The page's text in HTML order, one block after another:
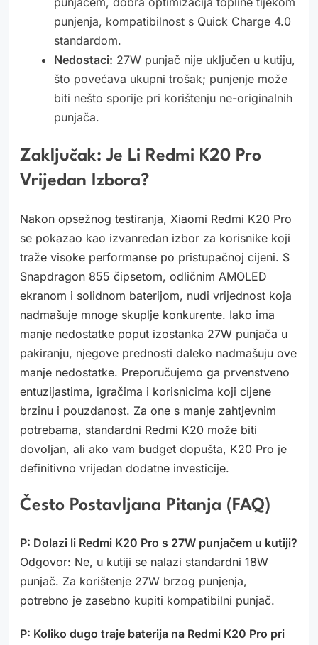
punjenja, kompatibilnost s Quick Charge 4.0
standardom.
Nedostaci: 27W punjač nije uključen u kutiju,
što povećava ukupni trošak; punjenje može
biti nešto sporije pri korištenju ne-originalnih
punjača.
Zaključak: Je Li Redmi K20 Pro
Vrijedan Izbora?
Nakon opsežnog testiranja, Xiaomi Redmi K20 Pro
se pokazao kao izvanredan izbor za korisnike koji
traže visoke performanse po pristupačnoj cijeni. S
Snapdragon 855 čipsetom, odličnim AMOLED
ekranom i solidnom baterijom, nudi vrijednost koja
nadmašuje mnoge skuplje konkurente. Iako ima
manje nedostatke poput izostanka 27W punjača u
pakiranju, njegove prednosti daleko nadmašuju ove
manje nedostatke. Preporučujemo ga prvenstveno
entuzijastima, igračima i korisnicima koji cijene
brzinu i pouzdanost. Za one s manje zahtjevnim
potrebama, standardni Redmi K20 može biti
dovoljan, ali ako vam budget dopušta, K20 Pro je
definitivno vrijedan dodatne investicije.
Često Postavljana Pitanja (FAQ)
P: Dolazi li Redmi K20 Pro s 27W punjačem u kutiji?
Odgovor: Ne, u kutiji se nalazi standardni 18W
punjač. Za korištenje 27W brzog punjenja,
potrebno je zasebno kupiti kompatibilni punjač.
P: Koliko dugo traje baterija na Redmi K20 Pro pri